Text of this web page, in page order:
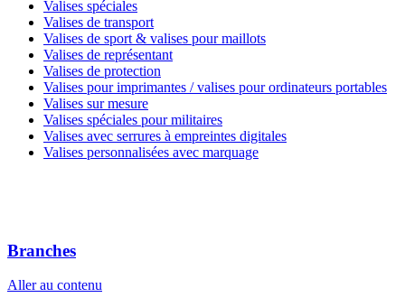
Valises spéciales
Valises de transport
Valises de sport & valises pour maillots
Valises de représentant
Valises de protection
Valises pour imprimantes / valises pour ordinateurs portables
Valises sur mesure
Valises spéciales pour militaires
Valises avec serrures à empreintes digitales
Valises personnalisées avec marquage
Branches
Aller au contenu